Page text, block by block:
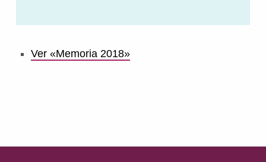
Ver «Memoria 2018»